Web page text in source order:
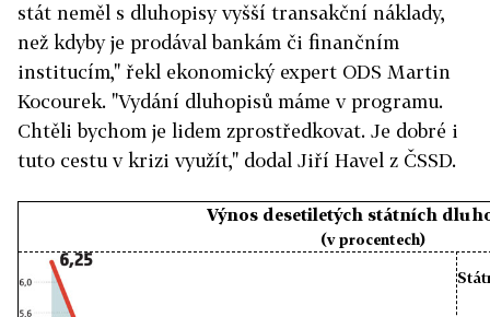
stát neměl s dluhopisy vyšší transakční náklady,
než kdyby je prodával bankám či finančním
institucím," řekl ekonomický expert ODS Martin
Kocourek. "Vydání dluhopisů máme v programu.
Chtěli bychom je lidem zprostředkovat. Je dobré i
tuto cestu v krizi využít," dodal Jiří Havel z ČSSD.
Výnos desetiletých státních
(v procentech)